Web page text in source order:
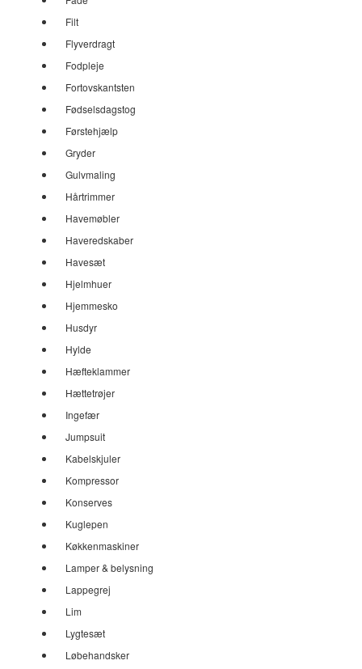
Filt
Flyverdragt
Fodpleje
Fortovskantsten
Fødselsdagstog
Førstehjælp
Gryder
Gulvmaling
Hårtrimmer
Havemøbler
Haveredskaber
Havesæt
Hjelmhuer
Hjemmesko
Husdyr
Hylde
Hæfteklammer
Hættetrøjer
Ingefær
Jumpsuit
Kabelskjuler
Kompressor
Konserves
Kuglepen
Køkkenmaskiner
Lamper & belysning
Lappegrej
Lim
Lygtesæt
Løbehandsker